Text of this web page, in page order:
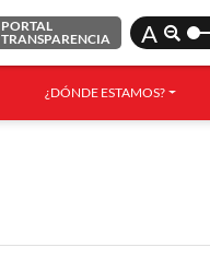
PORTAL
TRANSPARENCIA
A
¿DÓNDE ESTAMOS?